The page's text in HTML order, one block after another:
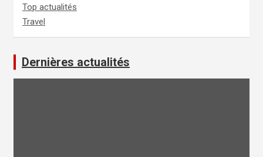
Top actualités
Travel
Dernières actualités